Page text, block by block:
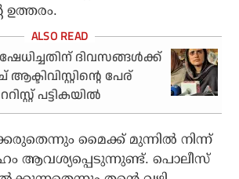
ഉത്തരം.
ദിവസങ്ങൾക്ക്
പേര്
പട്ടികയിൽ
മൈക്ക് മുന്നിൽ നിന്ന്
ആവശ്യപ്പെടുന്നുണ്ട്. പൊലീസ്